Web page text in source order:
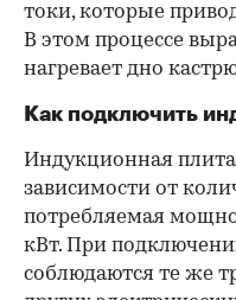
токи, которые
В этом процессе
нагревает дно
Как подключить
Индукционная плита
зависимости от
потребляемая
кВт. При
соблюдаются те же